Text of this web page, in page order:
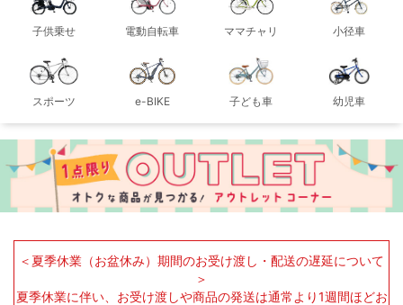
子供乗せ 電動自転車 ママチャリ 小径車
スポーツ e-BIKE 子ども車 幼児車
＜夏季休業（お盆休み）期間のお受け渡し・配送の遅延について
＞
夏季休業に伴い、お受け渡しや商品の発送は通常より1週間ほどお